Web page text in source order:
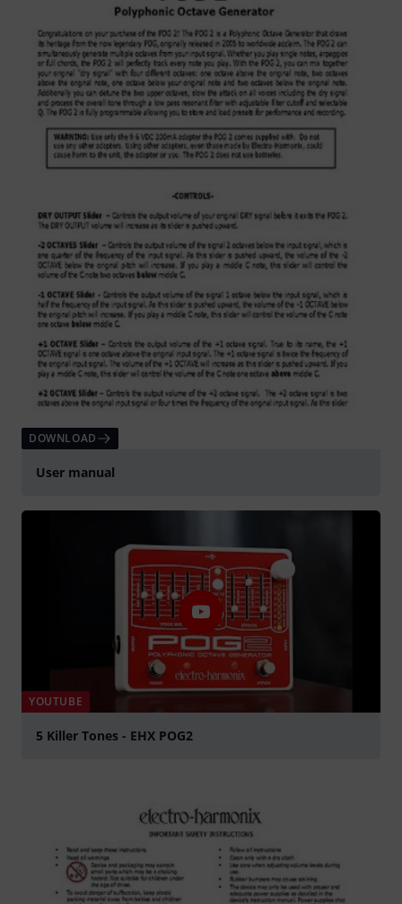
DOWNLOAD
User manual
YOUTUBE
5 Killer Tones - EHX POG2